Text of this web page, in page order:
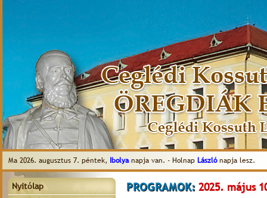
Ma 2026. augusztus 7. péntek, Ibolyanapja van. - Holnap Lászlónapja lesz.
Nyitólap
PROGRAMOK: 2025. május